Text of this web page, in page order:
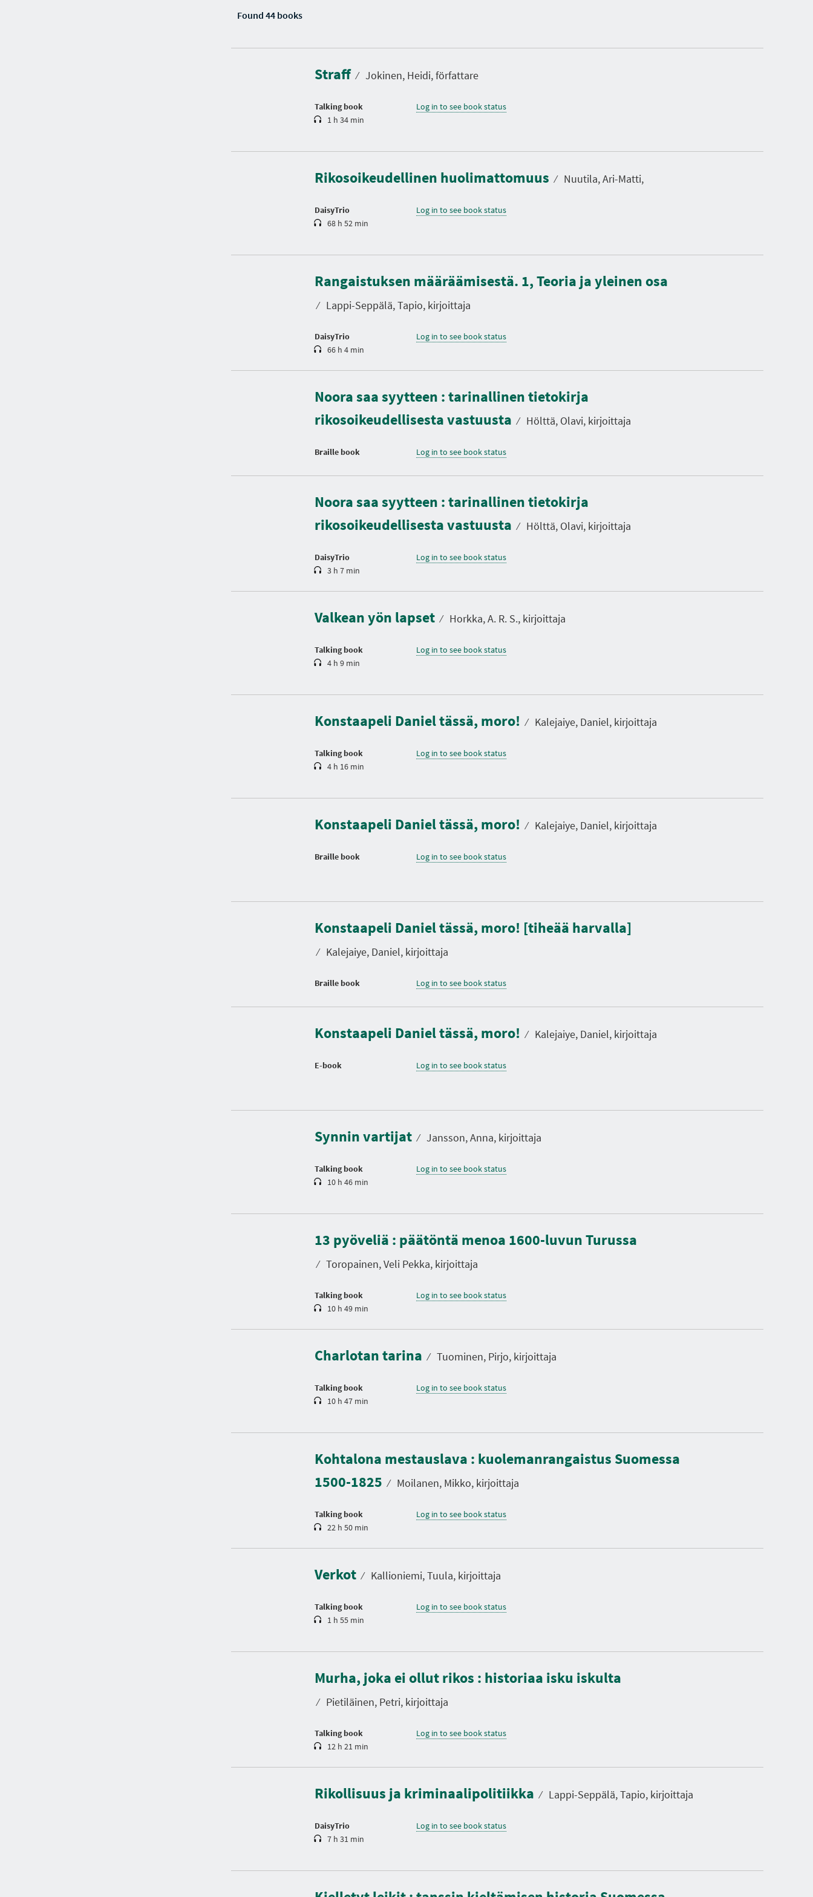
Found 44 books
Straff ⁄ Jokinen, Heidi, författare
Talking book
r
t
i
n
1 h 34 min
Log in to see book status
Rikosoikeudellinen huolimattomuus ⁄ Nuutila, Ari-Matti,
DaisyTrio
r
t
i
68 h 52 min
Log in to see book status
Rangaistuksen määräämisestä. 1, Teoria ja yleinen osa
⁄ Lappi-Seppälä, Tapio, kirjoittaja
DaisyTrio
D
r
a
t
i
66 h 4 min
Log in to see book status
Noora saa syytteen : tarinallinen tietokirja
rikosoikeudellisesta vastuusta ⁄ Hölttä, Olavi, kirjoittaja
Braille book Log in to see book status
Noora saa syytteen : tarinallinen tietokirja
rikosoikeudellisesta vastuusta ⁄ Hölttä, Olavi, kirjoittaja
DaisyTrio
D
r
a
t
i
3 h 7 min
Log in to see book status
Valkean yön lapset ⁄ Horkka, A. R. S., kirjoittaja
Talking book
D
r
t
i
n
4 h 9 min
Log in to see book status
Konstaapeli Daniel tässä, moro! ⁄ Kalejaiye, Daniel, kirjoittaja
Talking book
r
t
i
n
4 h 16 min
Log in to see book status
Konstaapeli Daniel tässä, moro! ⁄ Kalejaiye, Daniel, kirjoittaja
Braille book Log in to see book status
Konstaapeli Daniel tässä, moro! [tiheää harvalla]
⁄ Kalejaiye, Daniel, kirjoittaja
Braille book Log in to see book status
Konstaapeli Daniel tässä, moro! ⁄ Kalejaiye, Daniel, kirjoittaja
E-book Log in to see book status
Synnin vartijat ⁄ Jansson, Anna, kirjoittaja
Talking book
r
t
i
n
10 h 46 min
Log in to see book status
13 pyöveliä : päätöntä menoa 1600-luvun Turussa
⁄ Toropainen, Veli Pekka, kirjoittaja
Talking book
D
r
a
t
i
n
10 h 49 min
Log in to see book status
Charlotan tarina ⁄ Tuominen, Pirjo, kirjoittaja
Talking book
D
r
t
i
n
10 h 47 min
Log in to see book status
Kohtalona mestauslava : kuolemanrangaistus Suomessa
1500-1825 ⁄ Moilanen, Mikko, kirjoittaja
Talking book
D
r
a
t
i
n
22 h 50 min
Log in to see book status
Verkot ⁄ Kallioniemi, Tuula, kirjoittaja
Talking book
D
r
t
i
n
1 h 55 min
Log in to see book status
Murha, joka ei ollut rikos : historiaa isku iskulta
⁄ Pietiläinen, Petri, kirjoittaja
Talking book
D
r
a
t
i
n
12 h 21 min
Log in to see book status
Rikollisuus ja kriminaalipolitiikka ⁄ Lappi-Seppälä, Tapio, kirjoittaja
DaisyTrio
D
r
t
i
7 h 31 min
Log in to see book status
D